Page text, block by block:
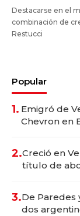
Destacarse en el
combinación de
Restucci
Popular
1. Emigró de
Chevron en
2.Creció en
título de
3.De Paredes
dos